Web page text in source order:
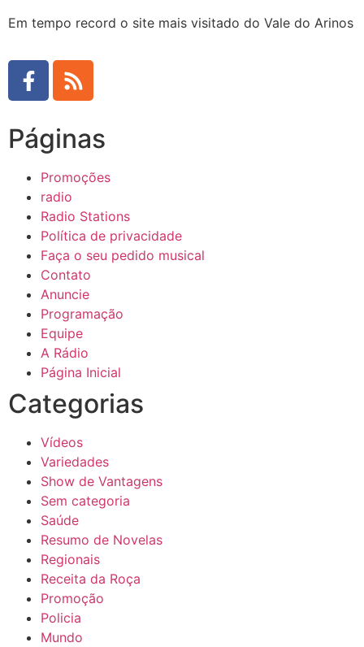
Em tempo record o site mais visitado do Vale do Arinos
Páginas
Promoções
radio
Radio Stations
Política de privacidade
Faça o seu pedido musical
Contato
Anuncie
Programação
Equipe
A Rádio
Página Inicial
Categorias
Vídeos
Variedades
Show de Vantagens
Sem categoria
Saúde
Resumo de Novelas
Regionais
Receita da Roça
Promoção
Policia
Mundo